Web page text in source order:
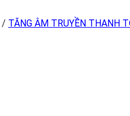
/ TĂNG ÂM TRUYỀN THANH